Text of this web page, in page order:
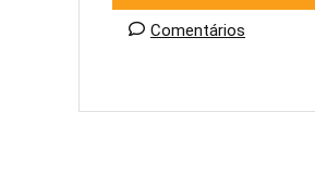
Comentários